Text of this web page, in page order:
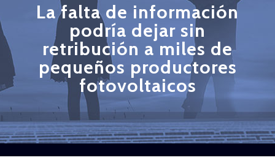
La falta de información
podría dejar sin
retribución a miles de
pequeños productores
fotovoltaicos